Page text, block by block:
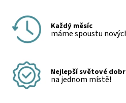
Každý měsíc
máme spoustu
Nejlepší světové
na jednom místě!